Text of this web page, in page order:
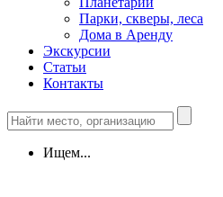
Парки, скверы, леса
Дома в Аренду
Экскурсии
Статьи
Контакты
Ищем...